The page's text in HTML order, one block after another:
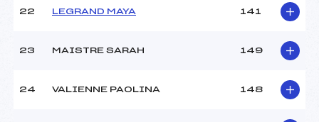
22 LEGRAND MAYA 141
23 MAISTRE SARAH 149
24 VALIENNE PAOLINA 148